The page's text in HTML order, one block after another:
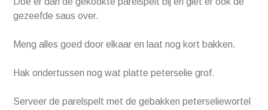
gezeefde saus over.
Meng alles goed door elkaar en laat nog kort bakken.
Hak ondertussen nog wat platte peterselie grof.
Serveer de parelspelt met de gebakken peterseliewortel